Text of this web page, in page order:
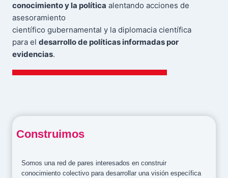
conocimiento y la política alentando acciones de
asesoramiento
científico gubernamental y la diplomacia científica
para el desarrollo de políticas informadas por
evidencias.
Construimos
Somos una red de pares interesados en construir
conocimiento colectivo para desarrollar una visión específica